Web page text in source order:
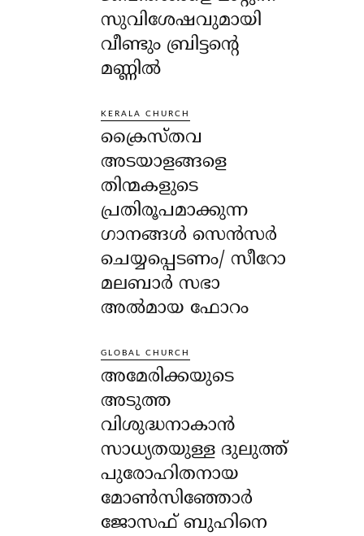
സുവിശേഷവുമായി
വീണ്ടും ബ്രിട്ടന്റെ
മണ്ണിൽ
KERALA CHURCH
ക്രൈസ്തവ
അടയാളങ്ങളെ
തിന്മകളുടെ
പ്രതിരൂപമാക്കുന്ന
ഗാനങ്ങൾ സെൻസർ
ചെയ്യപ്പെടണം/ സീറോ
മലബാർ സഭാ
അൽമായ ഫോറം
GLOBAL CHURCH
അമേരിക്കയുടെ
അടുത്ത
വിശുദ്ധനാകാൻ
സാധ്യതയുള്ള ദുലുത്ത്
പുരോഹിതനായ
മോൺസിഞ്ഞോർ
ജോസഫ് ബുഹിനെ